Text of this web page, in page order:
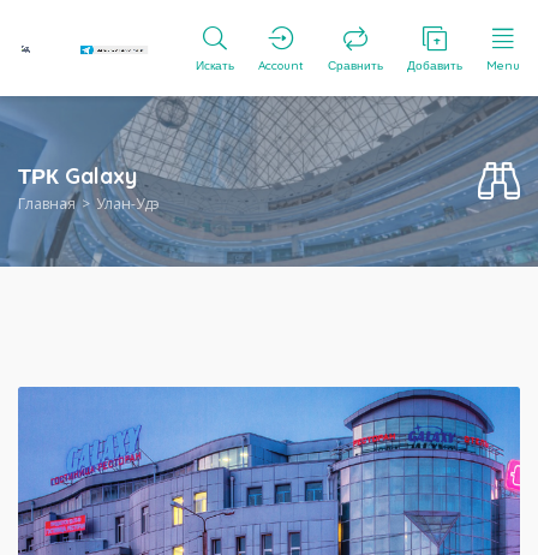
Искать Account Сравнить Добавить Menu
ТРК Galaxy
Главная Улан-Удэ